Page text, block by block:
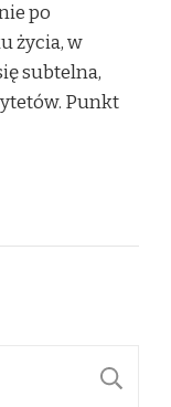
po
życia, w
subtelna,
Punkt